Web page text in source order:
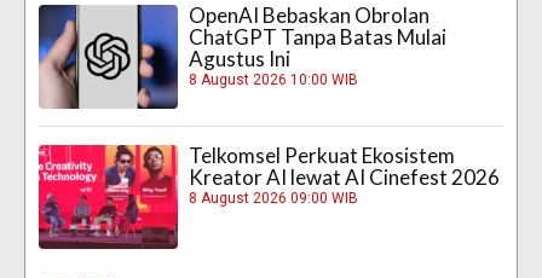
OpenAI Bebaskan Obrolan
ChatGPT Tanpa Batas Mulai
Agustus Ini
8 August 2026 10:00 WIB
Telkomsel Perkuat Ekosistem
Kreator AI lewat AI Cinefest 2026
8 August 2026 09:00 WIB